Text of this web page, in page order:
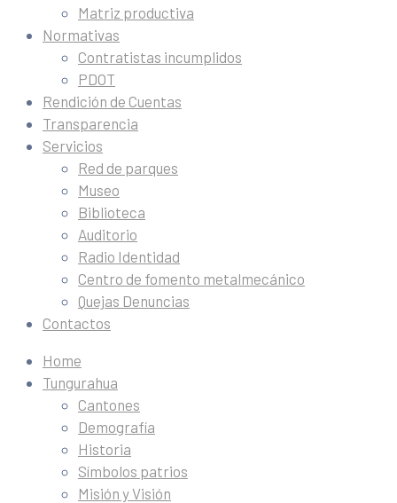
Matriz productiva
Normativas
Contratistas incumplidos
PDOT
Rendición de Cuentas
Transparencia
Servicios
Red de parques
Museo
Biblioteca
Auditorio
Radio Identidad
Centro de fomento metalmecánico
Quejas Denuncias
Contactos
Home
Tungurahua
Cantones
Demografía
Historia
Símbolos patrios
Misión y Visión